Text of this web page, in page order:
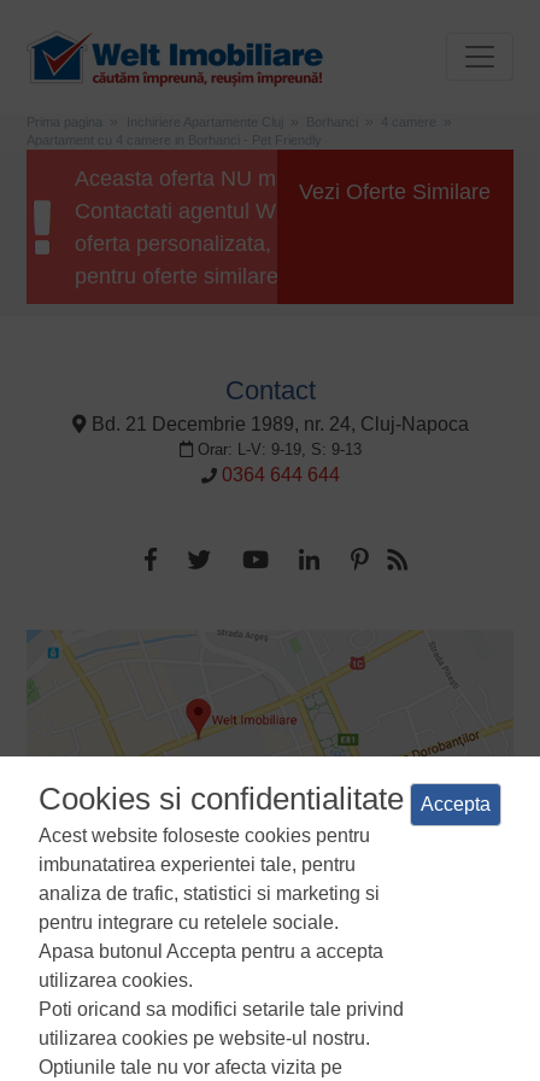
Prima pagina Inchiriere Apartamente Cluj Borhanci
4 camere
Apartament cu 4 camere in Borhanci - Pet Friendly
Aceasta oferta NU mai este disponibila.
Contactati agentul Welt Imobiliare pentru o
oferta personalizata, sau apasati butonul
pentru oferte similare.
Vezi Oferte Similare
Contact
Bd. 21 Decembrie 1989, nr. 24, Cluj-Napoca
Orar: L-V: 9-19, S: 9-13
0364 644 644
Termeni si conditii Politica de confidentialitate
utilizare a cookie-urilor
Cookies si confidentialitate
Acest website foloseste cookies pentru
imbunatatirea experientei tale, pentru
analiza de trafic, statistici si marketing si
pentru integrare cu retelele sociale.
Apasa butonul Accepta pentru a accepta
utilizarea cookies.
Poti oricand sa modifici setarile tale privind
utilizarea cookies pe website-ul nostru.
Optiunile tale nu vor afecta vizita pe
Accepta